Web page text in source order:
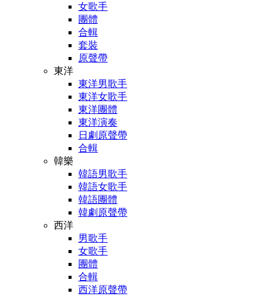
女歌手
團體
合輯
套裝
原聲帶
東洋
東洋男歌手
東洋女歌手
東洋團體
東洋演奏
日劇原聲帶
合輯
韓樂
韓語男歌手
韓語女歌手
韓語團體
韓劇原聲帶
西洋
男歌手
女歌手
團體
合輯
西洋原聲帶